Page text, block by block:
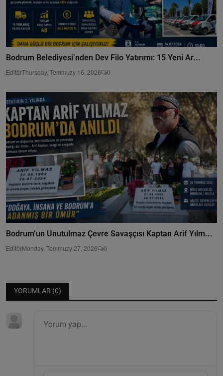
Bodrum Belediyesi’nden Dev Filo Yatırımı: 15 Yeni Ar...
EditörThursday, Temmuzy 16, 2026 0
Bodrum’un Unutulmaz Çevre Savaşçısı Kaptan Arif Yılm...
EditörMonday, Temmuzy 27, 2026 0
YORUMLAR (0)